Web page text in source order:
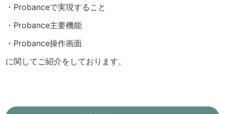
・Probanceで実現すること
・Probance主要機能
・Probance操作画面
に関してご紹介をしております。